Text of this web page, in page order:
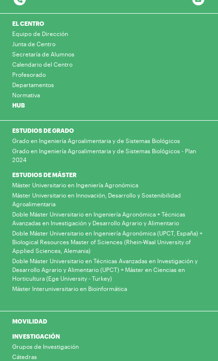
EL CENTRO
Equipo de Dirección
Junta de Centro
Secretaría de Alumnos
Calendario del Centro
Profesorado
Departamentos
Normativa
HUB
ESTUDIOS DE GRADO
Grado en Ingeniería Agroalimentaria y de Sistemas Biológicos
Grado en Ingeniería Agroalimentaria y de Sistemas Biológicos - Plan
2024
ESTUDIOS DE MÁSTER
Máster Universitario en Ingeniería Agronómica
Máster Universitario en Innovación, Desarrollo y Sostenibilidad
Agroalimentaria
Doble Máster Universitario en Ingeniería Agronómica + Técnicas
Avanzadas en Investigación y Desarrollo Agrario y Alimentario
Doble Máster Universitario en Ingeniería Agronómica (UPCT, España) +
Biological Resources Master of Sciences (Rhein-Waal University of
Applied Sciences, Alemania)
Doble Máster Universitario en Técnicas Avanzadas en Investigación y
Desarrollo Agrario y Alimentario (UPCT) + Máster en Ciencias en
Horticultura (Ege University - Turkey)
Máster Interuniversitario en Bioinformática
MOVILIDAD
INVESTIGACIÓN
Grupos de Investigación
Cátedras